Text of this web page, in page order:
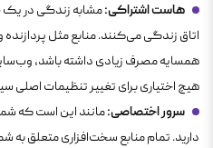
هاست اشتراکی:مشابه زندگی در یک
اتاق زندگی می‌کنند. منابع مثل
همسایه مصرف زیادی داشته باشد،
هیچ اختیاری برای تغییر تنظیمات اصلی
سرور اختصاصی:مانند این است که شما
دارید. تمام منابع سخت‌افزاری متعلق به